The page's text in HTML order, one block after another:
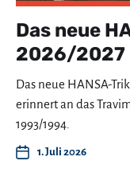
Das neue
2026/2027
Das neue HANSA-
erinnert an das
1993/1994.
1. Juli 2026